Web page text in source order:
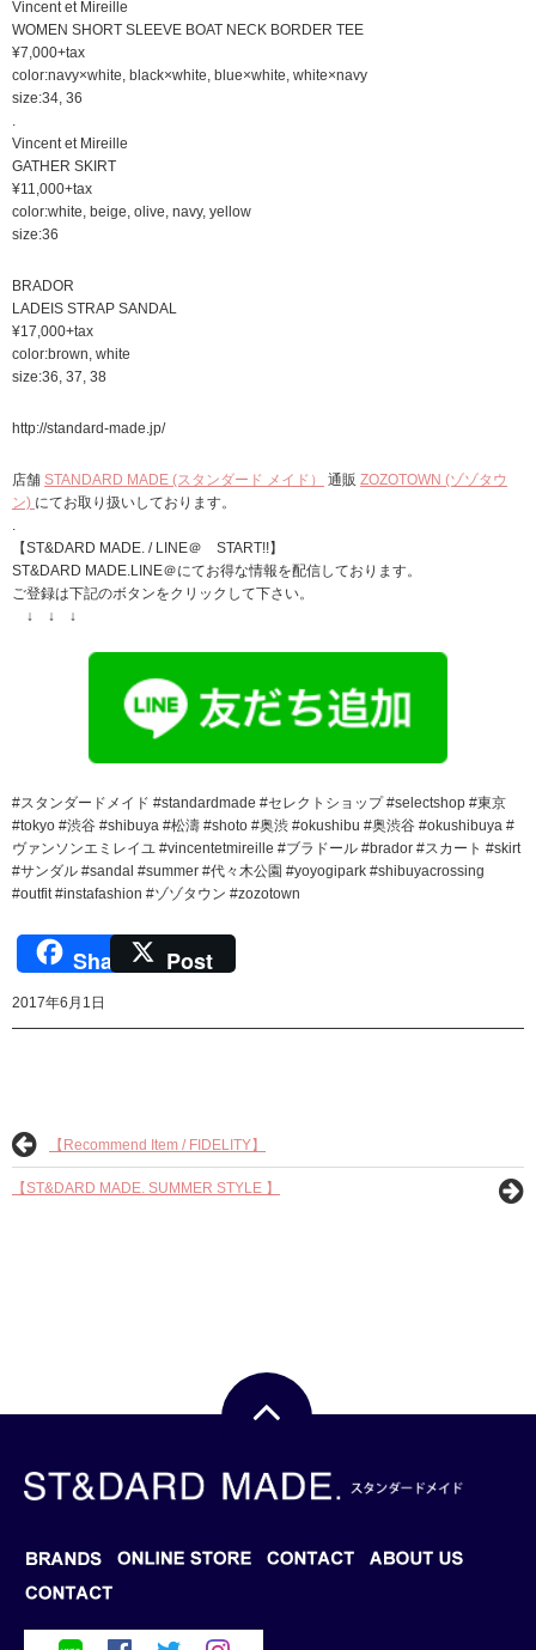
Vincent et Mireille
WOMEN SHORT SLEEVE BOAT NECK BORDER TEE
¥7,000+tax
color:navy×white, black×white, blue×white, white×navy
size:34, 36
Vincent et Mireille
GATHER SKIRT
¥11,000+tax
color:white, beige, olive, navy, yellow
size:36
BRADOR
LADEIS STRAP SANDAL
¥17,000+tax
color:brown, white
size:36, 37, 38
http://standard-made.jp/
店舗 STANDARD MADE (スタンダード メイド） 通販 ZOZOTOWN (ゾゾタウ
ン) にてお取り扱いしております。
【ST&DARD MADE. / LINE＠ START!!】
ST&DARD MADE.LINE＠にてお得な情報を配信しております。
ご登録は下記のボタンをクリックして下さい。
↓ ↓ ↓
#スタンダードメイド #standardmade #セレクトショップ #selectshop #東京
#tokyo #渋谷 #shibuya #松濤 #shoto #奥渋 #okushibu #奥渋谷 #okushibuya #
ヴァンソンエミレイユ #vincentetmireille #ブラドール #brador #スカート #skirt
#サンダル #sandal #summer #代々木公園 #yoyogipark #shibuyacrossing
#outfit #instafashion #ゾゾタウン #zozotown
Share Post
2017年6月1日
【Recommend Item / FIDELITY】
【ST&DARD MADE. SUMMER STYLE 】
BRANDS BLOG ONLINE STORE